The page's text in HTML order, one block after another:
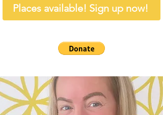
Places available! Sign up now!